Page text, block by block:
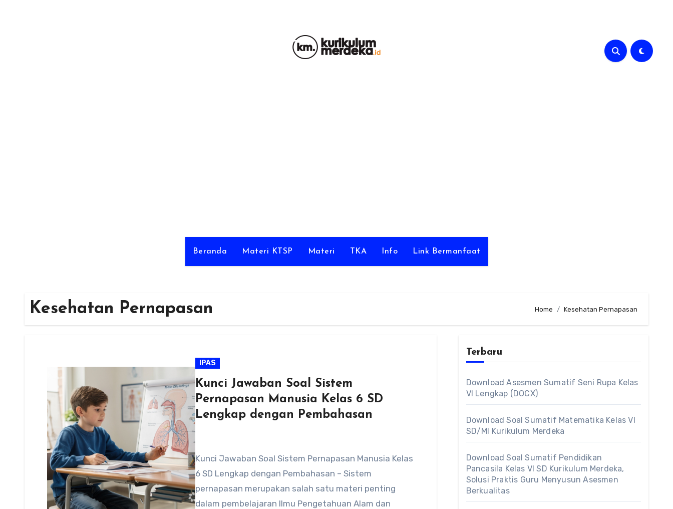
Beranda Materi KTSP Materi TKA Info Link Bermanfaat
Kesehatan Pernapasan Home Kesehatan Pernapasan
IPAS
Kunci Jawaban Soal Sistem
Pernapasan Manusia Kelas 6 SD
Lengkap dengan Pembahasan
Kunci Jawaban Soal Sistem Pernapasan Manusia Kelas
6 SD Lengkap dengan Pembahasan – Sistem
pernapasan merupakan salah satu materi penting
dalam pembelajaran Ilmu Pengetahuan Alam dan
Terbaru
Download Asesmen Sumatif Seni Rupa Kelas
VI Lengkap (DOCX)
Download Soal Sumatif Matematika Kelas VI
SD/MI Kurikulum Merdeka
Download Soal Sumatif Pendidikan
Pancasila Kelas VI SD Kurikulum Merdeka,
Solusi Praktis Guru Menyusun Asesmen
Berkualitas